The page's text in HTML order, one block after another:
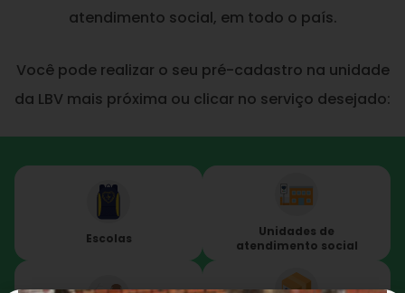
atendimento social, em todo o país.
Você pode realizar o seu pré-cadastro na unidade
da LBV mais próxima ou clicar no serviço desejado:
Escolas
Unidades de
atendimento social